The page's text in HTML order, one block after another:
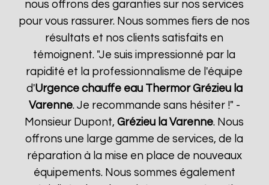
nous offrons des garanties sur nos services
pour vous rassurer. Nous sommes fiers de nos
résultats et nos clients satisfaits en
témoignent. "Je suis impressionné par la
rapidité et la professionnalisme de l'équipe
d'Urgence chauffe eau Thermor Grézieu la
Varenne. Je recommande sans hésiter !" -
Monsieur Dupont,Grézieu la Varenne. Nous
offrons une large gamme de services, de la
réparation à la mise en place de nouveaux
équipements. Nous sommes également